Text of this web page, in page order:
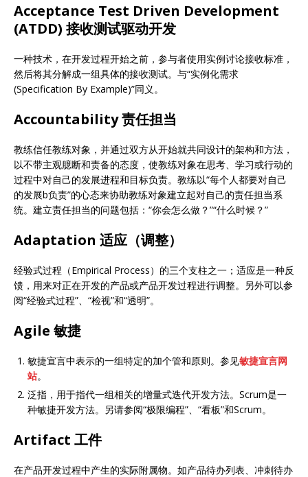
Acceptance Test Driven Development
(ATDD) 接收测试驱动开发
一种技术，在开发过程开始之前，参与者使用实例讨论接收标准，
然后将其分解成一组具体的接收测试。与“实例化需求
(Specification By Example)”同义。
Accountability 责任担当
教练信任教练对象，并通过双方从开始就共同设计的架构和方法，
以不带主观臆断和责备的态度，使教练对象在思考、学习或行动的
过程中对自己的发展进程和目标负责。教练以“每个人都要对自己
的发展b负责”的心态来协助教练对象建立起对自己的责任担当系
统。建立责任担当的问题包括：“你会怎么做？”“什么时候？”
Adaptation 适应（调整）
经验式过程（Empirical Process）的三个支柱之一；适应是一种反
馈，用来对正在开发的产品或产品开发过程进行调整。另外可以参
阅“经验式过程”、“检视”和“透明”。
Agile 敏捷
敏捷宣言中表示的一组特定的加个管和原则。参见敏捷宣言网
站。
泛指，用于指代一组相关的增量式迭代开发方法。Scrum是一
种敏捷开发方法。另请参阅“极限编程”、“看板”和Scrum。
Artifact 工件
在产品开发过程中产生的实际附属物。如产品待办列表、冲刺待办